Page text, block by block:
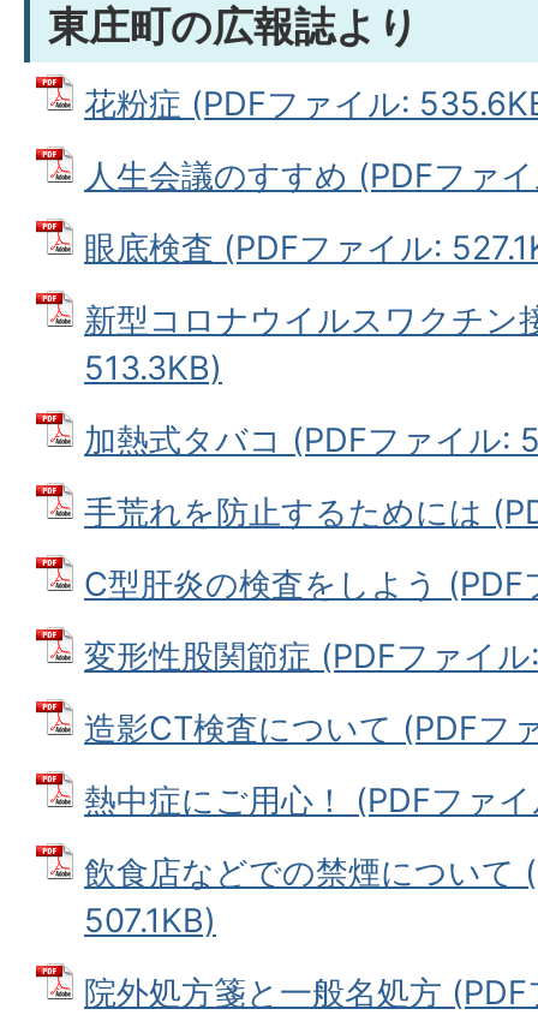
東庄町の広報誌より
花粉症 (PDFファイル:
人生会議のすすめ (PDFファ
眼底検査 (PDFファイル:
新型コロナウイルスワクチン
513.3KB)
加熱式タバコ (PDFファイル:
手荒れを防止するためには
C型肝炎の検査をしよう
変形性股関節症 (PDFファイ
造影CT検査について (PDFフ
熱中症にご用心！ (PDFファ
飲食店などでの禁煙について
507.1KB)
院外処方箋と一般名処方